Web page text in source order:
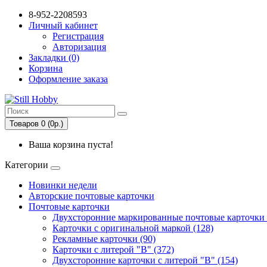
8-952-2208593
Личный кабинет
Регистрация
Авторизация
Закладки (0)
Корзина
Оформление заказа
Товаров 0 (0р.)
Ваша корзина пуста!
Категории
Новинки недели
Авторские почтовые карточки
Почтовые карточки
Двухсторонние маркированные почтовые карточки
Карточки с оригинальной маркой (128)
Рекламные карточки (90)
Карточки с литерой "В" (372)
Двухсторонние карточки с литерой "В" (154)